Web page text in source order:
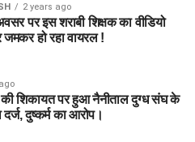
2 years ago
पर इस शराबी शिक्षक का वीडियो
जमकर हो रहा वायरल !
शिकायत पर हुआ नैनीताल दुग्ध संघ के
दुष्कर्म का आरोप।